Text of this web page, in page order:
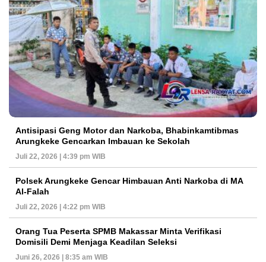
Antisipasi Geng Motor dan Narkoba, Bhabinkamtibmas
Arungkeke Gencarkan Imbauan ke Sekolah
Juli 22, 2026 | 4:39 pm WIB
Polsek Arungkeke Gencar Himbauan Anti Narkoba di MA
Al-Falah
Juli 22, 2026 | 4:22 pm WIB
Orang Tua Peserta SPMB Makassar Minta Verifikasi
Domisili Demi Menjaga Keadilan Seleksi
Juni 26, 2026 | 8:35 am WIB